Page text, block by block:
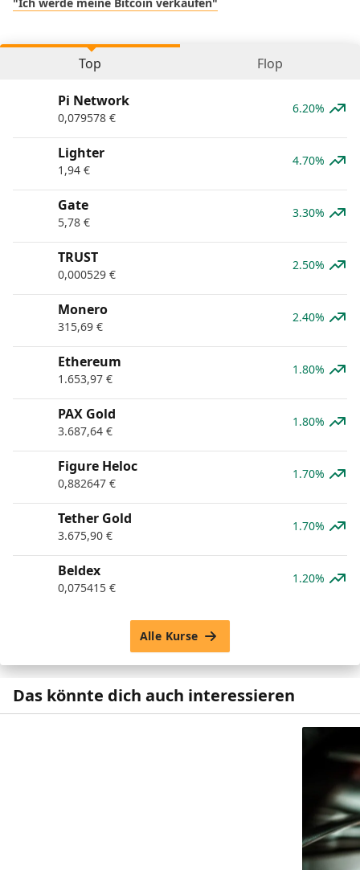
Top Flop
Pi Network
0,079578 €
6.20%
Lighter
1,94 €
4.70%
Gate
5,78 €
3.30%
TRUST
0,000529 €
2.50%
Monero
315,69 €
2.40%
Ethereum
1.653,97 €
1.80%
PAX Gold
3.687,64 €
1.80%
Figure Heloc
0,882647 €
1.70%
Tether Gold
3.675,90 €
1.70%
Beldex
0,075415 €
1.20%
Alle Kurse
Das könnte dich auch interessieren